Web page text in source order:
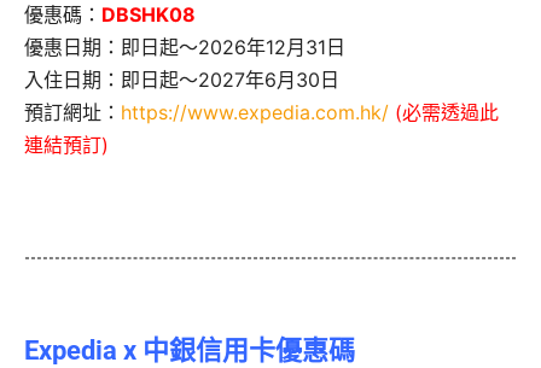
優惠碼： DBSHK08
優惠日期：即日起～2026年12月31日
入住日期：即日起～2027年6月30日
預訂網址： https://www.expedia.com.hk/ (必需透過此
連結預訂)
Expedia x 中銀信用卡優惠碼